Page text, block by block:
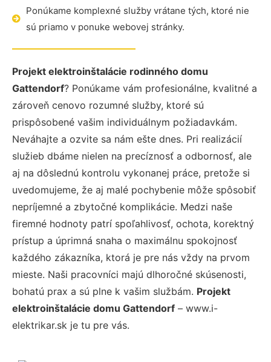
Ponúkame komplexné služby vrátane tých, ktoré nie
sú priamo v ponuke webovej stránky.
Projekt elektroinštalácie rodinného domu
Gattendorf? Ponúkame vám profesionálne, kvalitné a
zároveň cenovo rozumné služby, ktoré sú
prispôsobené vašim individuálnym požiadavkám.
Neváhajte a ozvite sa nám ešte dnes. Pri realizácií
služieb dbáme nielen na precíznosť a odbornosť, ale
aj na dôslednú kontrolu vykonanej práce, pretože si
uvedomujeme, že aj malé pochybenie môže spôsobiť
nepríjemné a zbytočné komplikácie. Medzi naše
firemné hodnoty patrí spoľahlivosť, ochota, korektný
prístup a úprimná snaha o maximálnu spokojnosť
každého zákazníka, ktorá je pre nás vždy na prvom
mieste. Naši pracovníci majú dlhoročné skúsenosti,
bohatú prax a sú plne k vašim službám. Projekt
elektroinštalácie domu Gattendorf – www.i-
elektrikar.sk je tu pre vás.